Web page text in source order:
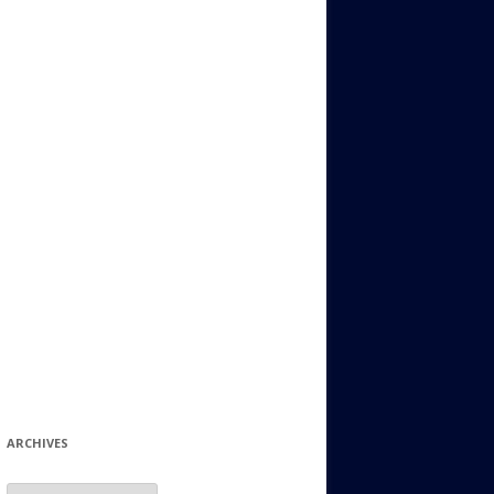
ARCHIVES
Archives